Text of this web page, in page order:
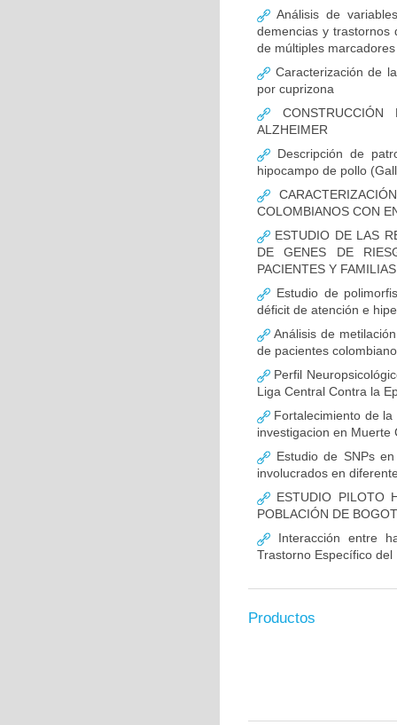
Análisis de
demencias y trastornos
de múltiples
Caracterización de
por cuprizona
ALZHEIMER
Descripción de
hipocampo de pollo
COLOMBIANOS CON
ESTUDIO DE LAS
DE GENES DE
PACIENTES Y
Estudio de
déficit de atención e
Análisis de
de pacientes
Perfil
Liga Central Contra la
Fortalecimiento de la
investigacion en Muerte
Estudio de SNPs
involucrados en
ESTUDIO PILOTO
POBLACIÓN DE
Interacción entre
Trastorno Específico del
Productos